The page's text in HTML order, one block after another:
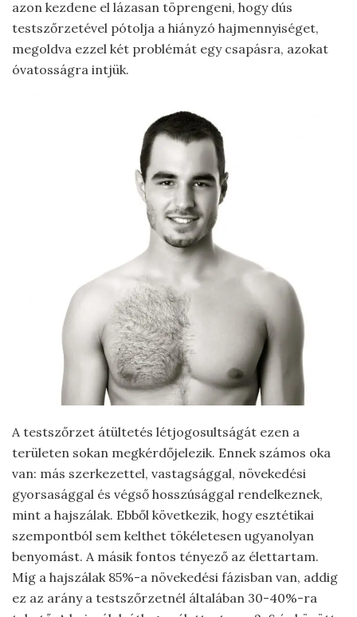
azon kezdene el lázasan töprengeni, hogy dús
testszőrzetével pótolja a hiányzó hajmennyiséget,
megoldva ezzel két problémát egy csapásra, azokat
óvatosságra intjük.
A testszőrzet átültetés létjogosultságát ezen a
területen sokan megkérdőjelezik. Ennek számos oka
van: más szerkezettel, vastagsággal, növekedési
gyorsasággal és végső hosszúsággal rendelkeznek,
mint a hajszálak. Ebből következik, hogy esztétikai
szempontból sem kelthet tökéletesen ugyanolyan
benyomást. A másik fontos tényező az élettartam.
Míg a hajszálak 85%-a növekedési fázisban van, addig
ez az arány a testszőrzetnél általában 30-40%-ra